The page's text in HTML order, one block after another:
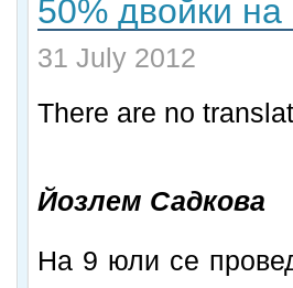
50% двойки на
31 July 2012
There are no
Йозлем Садкова
На 9 юли се